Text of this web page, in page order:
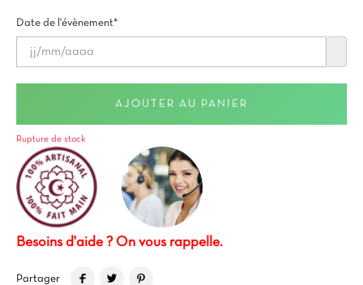
Date de l'évènement*
AJOUTER AU PANIER
Rupture de stock
Besoins d'aide ? On vous rappelle.
Partager